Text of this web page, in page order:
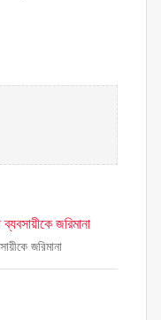
জরিমানা
জরিমানা